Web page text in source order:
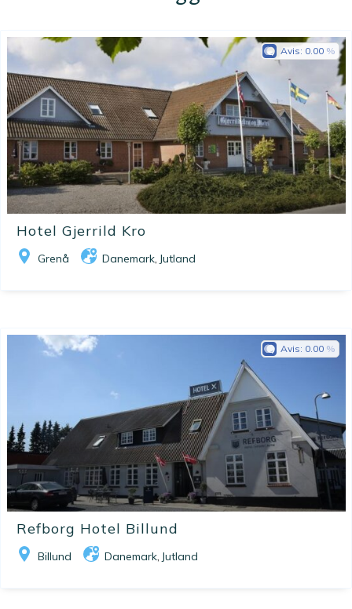
Hotel Gjerrild Kro
Grenå Danemark, Jutland
Avis: 0.00
Refborg Hotel Billund
Billund Danemark, Jutland
Avis: 0.00